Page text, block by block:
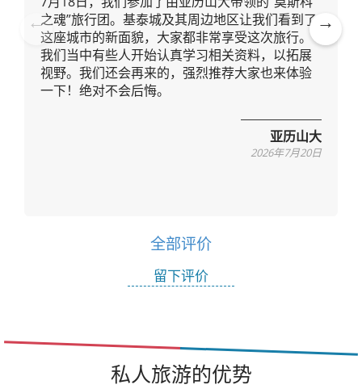
Pre
vio
us
之魂”旅行团。基泰城及其周边地区让我们看到了
这座城市的新面貌，大家都非常享受这次旅行。
我们当中有些人开始认真学习相关资料，以拓展
视野。我们还会再来的，强烈推荐大家也来体验
一下！绝对不会后悔。
亚历山大
2026年7月20日
Ne
全部评价
留下评价
私人旅游的优势